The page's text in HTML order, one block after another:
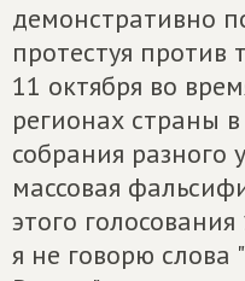
демонстративно
протестуя против
11 октября во
регионах страны
собрания разного
массовая
этого
я не говорю слова